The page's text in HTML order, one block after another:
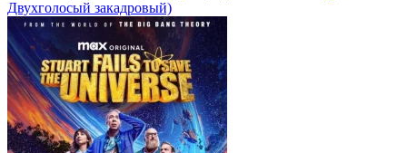
Двухголосый закадровый)